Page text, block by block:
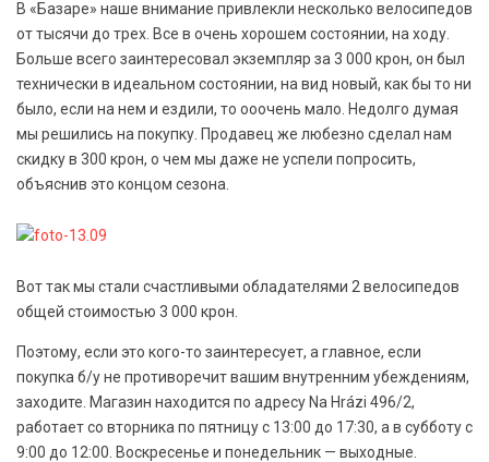
В «Базаре» наше внимание привлекли несколько велосипедов
от тысячи до трех. Все в очень хорошем состоянии, на ходу.
Больше всего заинтересовал экземпляр за 3 000 крон, он был
технически в идеальном состоянии, на вид новый, как бы то ни
было, если на нем и ездили, то ооочень мало. Недолго думая
мы решились на покупку. Продавец же любезно сделал нам
скидку в 300 крон, о чем мы даже не успели попросить,
объяснив это концом сезона.
Вот так мы стали счастливыми обладателями 2 велосипедов
общей стоимостью 3 000 крон.
Поэтому, если это кого-то заинтересует, а главное, если
покупка б/у не противоречит вашим внутренним убеждениям,
заходите. Магазин находится по адресу Na Hrázi 496/2,
работает со вторника по пятницу с 13:00 до 17:30, а в субботу с
9:00 до 12:00. Воскресенье и понедельник — выходные.